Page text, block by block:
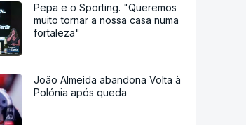
Pepa e o Sporting. "Queremos
muito tornar a nossa casa numa
fortaleza"
João Almeida abandona Volta à
Polónia após queda